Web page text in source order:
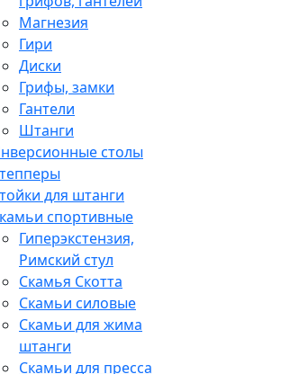
Магнезия
Гири
Диски
Грифы, замки
Гантели
Штанги
столы
для штанги
спортивные
Гиперэкстензия,
Римский стул
Скамья Скотта
Скамьи силовые
Скамьи для жима
штанги
Скамьи для пресса